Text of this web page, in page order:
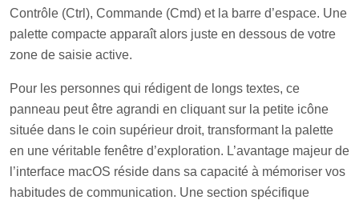
Contrôle (Ctrl), Commande (Cmd) et la barre d’espace. Une
palette compacte apparaît alors juste en dessous de votre
zone de saisie active.
Pour les personnes qui rédigent de longs textes, ce
panneau peut être agrandi en cliquant sur la petite icône
située dans le coin supérieur droit, transformant la palette
en une véritable fenêtre d’exploration. L’avantage majeur de
l’interface macOS réside dans sa capacité à mémoriser vos
habitudes de communication. Une section spécifique